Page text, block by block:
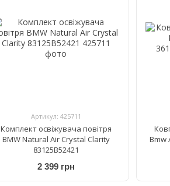
Артикул: 425711
Комплект освіжувача повітря
BMW Natural Air Crystal Clarity
83125B52421
2 399 грн
Bmw